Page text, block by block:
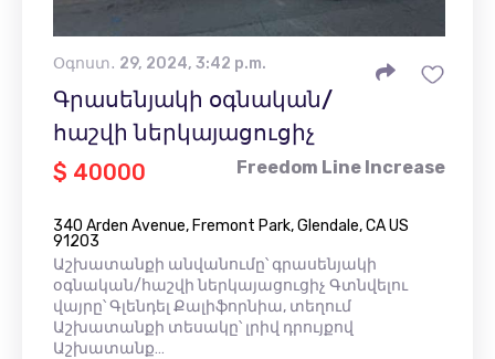
Օգոստ․ 29, 2024, 3:42 p.m.
Գրասենյակի օգնական/
հաշվի ներկայացուցիչ
$ 40000
Freedom Line Increase
340 Arden Avenue, Fremont Park, Glendale, CA US
91203
Աշխատանքի անվանումը՝ գրասենյակի
օգնական/հաշվի ներկայացուցիչ Գտնվելու
վայրը՝ Գլենդել Քալիֆորնիա, տեղում
Աշխատանքի տեսակը՝ լրիվ դրույքով
Աշխատանք…